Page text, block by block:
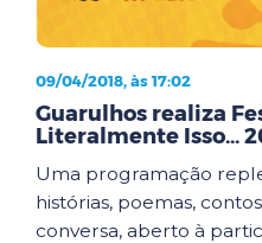
09/04/2018, às 17:02
Guarulhos realiza
Literalmente Isso...
Uma programação
histórias, poemas,
conversa, aberto à